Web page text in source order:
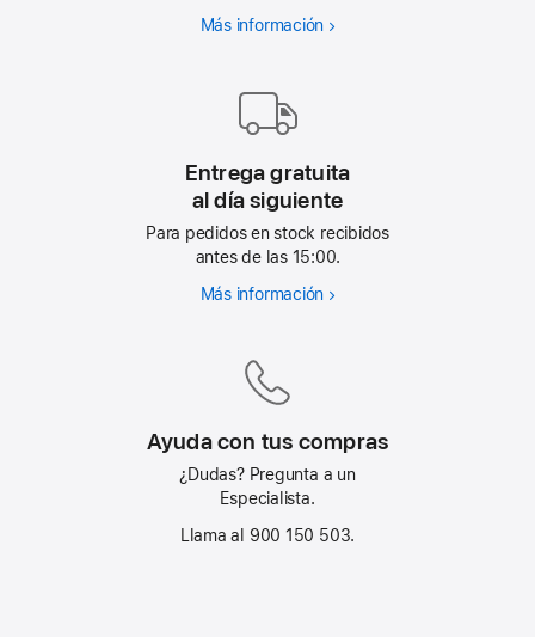
Más información AppleCare
Entrega gratuita
al día siguiente
Para pedidos en stock recibidos
antes de las 15:00.
Más información Entrega
Ayuda con tus compras
¿Dudas? Pregunta a un
Especialista.
Llama al 900 150 503.